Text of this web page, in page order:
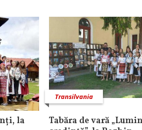
la
Transilvania
Tabăra de vară